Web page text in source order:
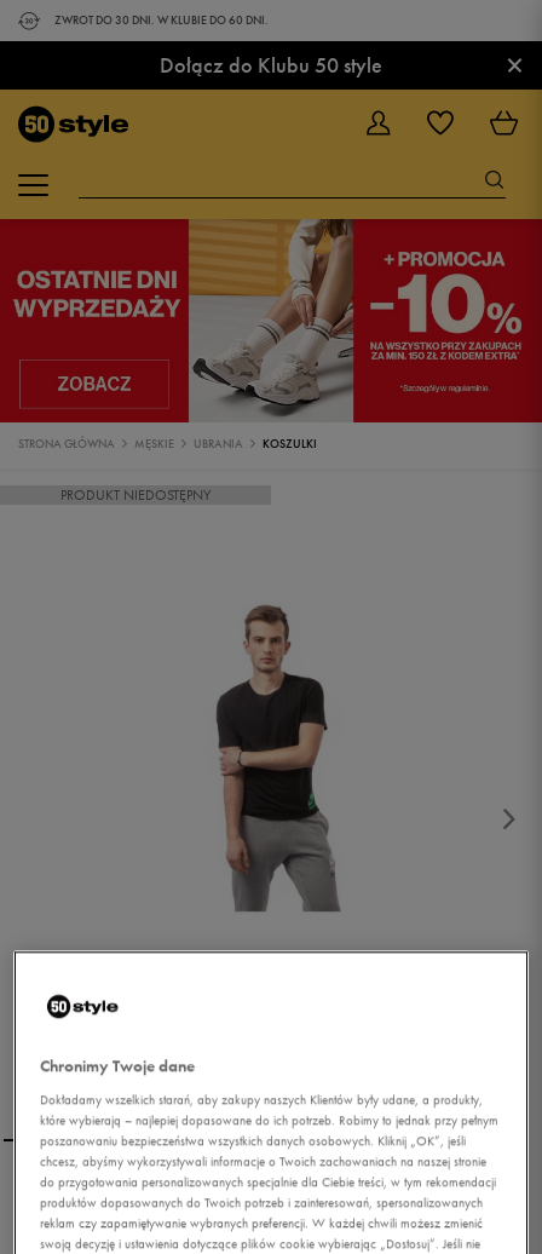
ZWROT DO 30 DNI. W KLUBIE DO 60 DNI.
Dołącz do Klubu 50 style ×
STRONA GŁÓWNA MĘSKIE UBRANIA KOSZULKI
PRODUKT NIEDOSTĘPNY
NIKE T-SHIRT TEE-RU NTF
SEASONAL
Chronimy Twoje dane
Dokładamy wszelkich starań, aby zakupy naszych Klientów były udane, a produkty,
które wybierają – najlepiej dopasowane do ich potrzeb. Robimy to jednak przy pełnym
poszanowaniu bezpieczeństwa wszystkich danych osobowych. Kliknij „OK”, jeśli
chcesz, abyśmy wykorzystywali informacje o Twoich zachowaniach na naszej stronie
do przygotowania personalizowanych specjalnie dla Ciebie treści, w tym rekomendacji
produktów dopasowanych do Twoich potrzeb i zainteresowań, spersonalizowanych
reklam czy zapamiętywanie wybranych preferencji. W każdej chwili możesz zmienić
swoją decyzję i ustawienia dotyczące plików cookie wybierając „Dostosuj”. Jeśli nie